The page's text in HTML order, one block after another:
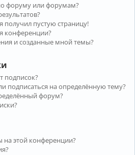
форуму или форумам?
получил пустую страницу!
конференции?
и созданные мной темы?
подписок?
подписаться на определённую тему?
форум?
этой конференции?